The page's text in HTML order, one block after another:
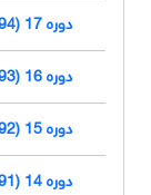
دوره 17 (1394)
دوره 16 (1393)
دوره 15 (1392)
دوره 14 (1391)